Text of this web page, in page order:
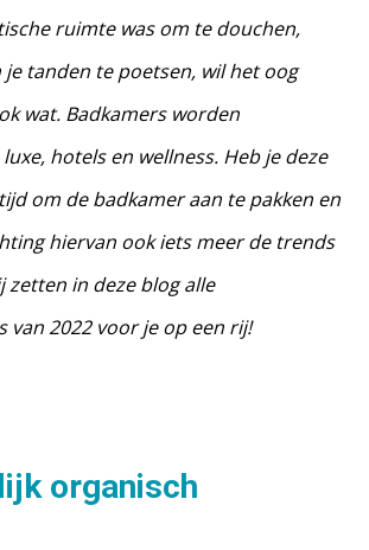
ruimte was om te douchen,
tanden te poetsen, wil het oog
wat. Badkamers worden
hotels en wellness. Heb je deze
om de badkamer aan te pakken en
hiervan ook iets meer de trends
zetten in deze blog alle
van 2022 voor je op een rij!
organisch